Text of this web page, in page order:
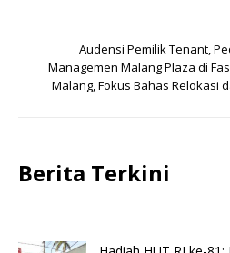
Audensi Pemilik Tenant,
Managemen Malang Plaza di
Malang, Fokus Bahas Relokasi
Berita Terkini